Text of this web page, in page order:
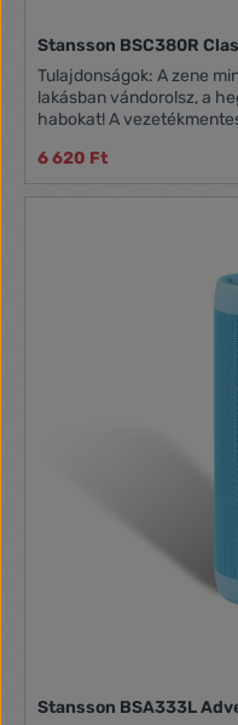
Stansson BSC380R
Tulajdonságok: A zene
lakásban vándorolsz, a
habokat! A
is, ha mégis kábellel
Hatótávolság: max. 10m
6 620 Ft
Stansson BSA333L